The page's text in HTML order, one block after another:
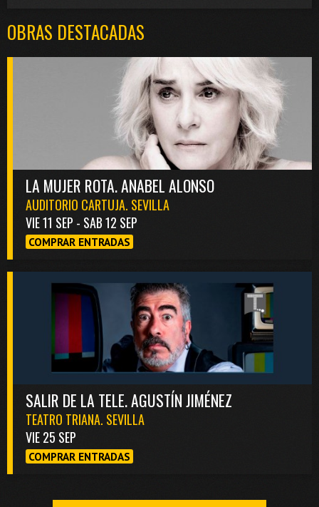
OBRAS DESTACADAS
LA MUJER ROTA. ANABEL ALONSO
AUDITORIO CARTUJA. SEVILLA
VIE 11 SEP - SAB 12 SEP
COMPRAR ENTRADAS
SALIR DE LA TELE. AGUSTÍN JIMÉNEZ
TEATRO TRIANA. SEVILLA
VIE 25 SEP
COMPRAR ENTRADAS